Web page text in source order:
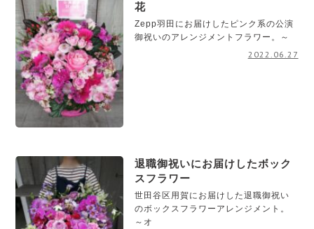
花
Zepp羽田にお届けしたピンク系の公演
御祝いのアレンジメントフラワー。～
2022.06.27
退職御祝いにお届けしたボック
スフラワー
世田谷区用賀にお届けした退職御祝い
のボックスフラワーアレンジメント。
～オ